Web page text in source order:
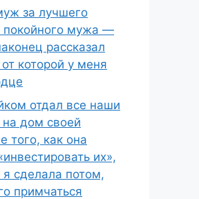
за лучшего
покойного мужа —
рассказал
которой у меня
отдал все наши
дом своей
того, как она
их»,
сделала потом,
примчаться